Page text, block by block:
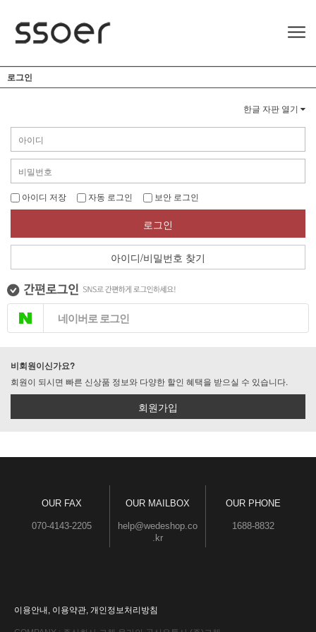
로그인
한글 자판 열기
아이디 저장 자동 로그인 보안 로그인
로그인
아이디/비밀번호 찾기
네이버로 로그인
비회원이신가요?
회원이 되시면 빠른 신상품 정보와 다양한 할인 혜택을 받으실 수 있습니다.
회원가입
OUR FAX
070-4143-2205
OUR MAILBOX
help@wedeshop.co
.kr
OUR PHONE
1688-8832
이용안내 이용약관 개인정보처리방침